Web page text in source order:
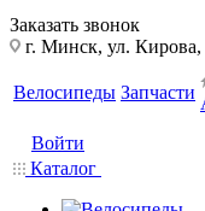
Заказать звонок
г. Минск, ул. Кирова,
Велосипеды Запчасти
Войти
Каталог